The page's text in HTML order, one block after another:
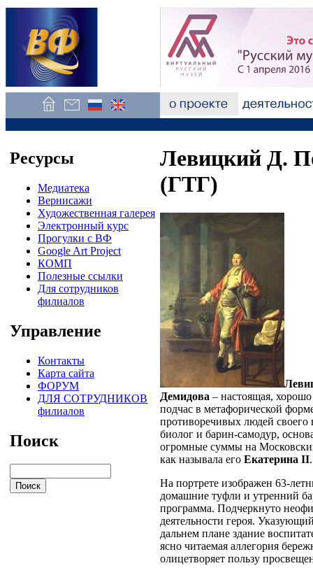
Ресурсы
Медиатека
Вернисажи
Художественная галерея
Электронный курс
Прогулки с ВФ
Google Art Project
КОМП
Полезные ссылки
Для сотрудников
филиалов
Управление
Контакты
Карта сайта
ФОРУМ
ДЛЯ СОТРУДНИКОВ
филиалов
Поиск
Левицкий Д.
(ГТГ)
Демидова – настоящая, хорошо
подчас в метафорической
противоречивых людей своего
биолог и барин-самодур,
огромные суммы на
как называла его Екатерина II.
На портрете изображен 63-
домашние туфли и утренний
программа. Подчеркнуто
деятельности героя.
дальнем плане здание
ясно читаемая аллегория
олицетворяет пользу